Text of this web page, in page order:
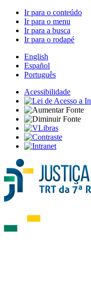
Ir para o conteúdo
Ir para o menu
Ir para a busca
Ir para o rodapé
English
Español
Português
Acessibilidade